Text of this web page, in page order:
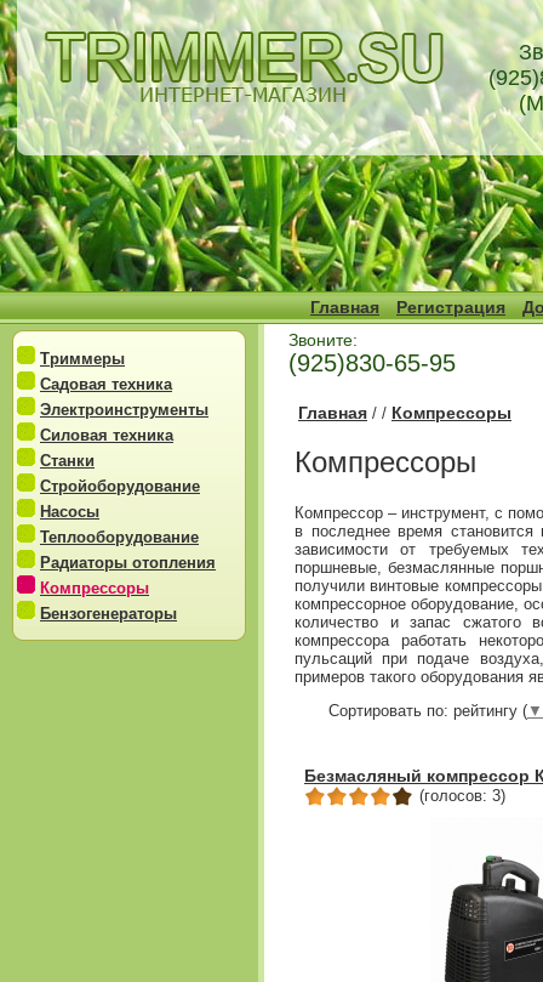
Главная Регистрация
Триммеры
Садовая техника
Электроинструменты
Силовая техника
Станки
Стройоборудование
Насосы
Теплооборудование
Радиаторы отопления
Компрессоры
Бензогенераторы
Звоните:
(925)830-65-95
Главная / / Компрессоры
Компрессоры
Компрессор – инструмент, с
в последнее время
зависимости от требуемых
поршневые, безмаслянные
получили винтовые
компрессорное оборудование,
количество и запас сжатого
компрессора работать
пульсаций при подаче
примеров такого оборудования
Сортировать по: рейтингу ( ▼
Безмасляный компрессор
(голосов: 3)